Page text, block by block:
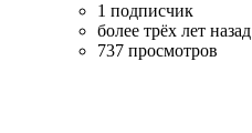
1 подписчик
более трёх лет назад
737 просмотров